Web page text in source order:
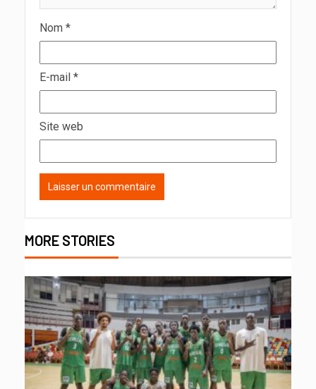
Nom *
E-mail *
Site web
MORE STORIES